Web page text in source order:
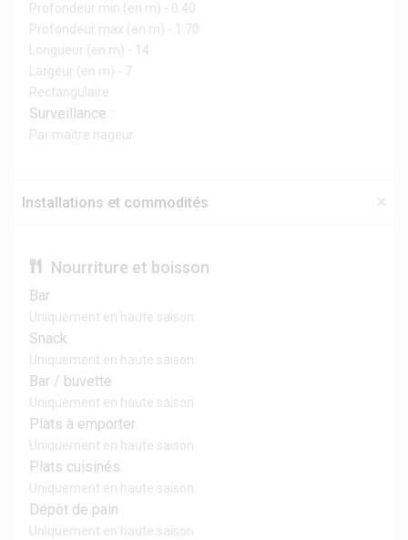
Profondeur min (en m) - 0.40
Profondeur max (en m) - 1.70
Longueur (en m) - 14
Largeur (en m) - 7
Rectangulaire
Surveillance :
Par maître nageur
Installations et commodités
Nourriture et boisson
Bar
Uniquement en haute saison
Snack
Uniquement en haute saison
Bar / buvette
Uniquement en haute saison
Plats à emporter
Uniquement en haute saison
Plats cuisinés
Uniquement en haute saison
Dépôt de pain
Uniquement en haute saison